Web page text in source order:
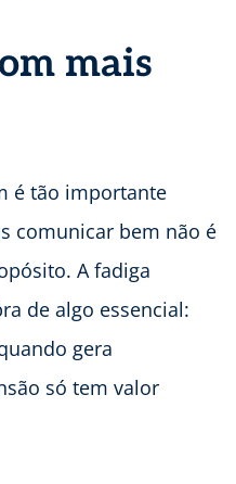
mais
é tão importante
comunicar bem não é
A fadiga
de algo essencial:
gera
só tem valor